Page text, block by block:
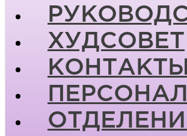
ХУДСОВЕТ
КОНТАКТЫ